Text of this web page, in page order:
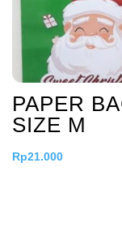
PAPER
SIZE M
Rp21.000